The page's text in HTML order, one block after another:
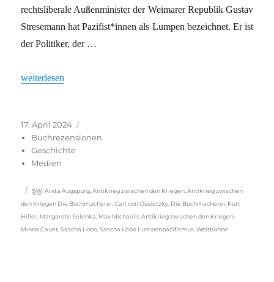
rechtsliberale Außenminister der Weimarer Republik Gustav
Stresemann hat Pazifist*innen als Lumpen bezeichnet. Er ist
der Politiker, der …
„Antimilitärische Erinnerung“
weiterlesen
Veröffentlicht
am
17. April 2024
Buchrezensionen
Geschichte
Medien
Schlagwörter
SW: Anita Augspurg ,Antikrieg zwischen den Kriegen ,Antikrieg zwischen
den Kriegen Die Buchmacherei ,Carl von Ossietzky Die Buchmacherei Kurt
Hiller Margarete Selenka Max Michaelis Antikrieg zwischen den Kriegen
Minna Cauer ,Sascha Lobo ,Sascha Lobo Lumpenpazifismus ,Weltbühne